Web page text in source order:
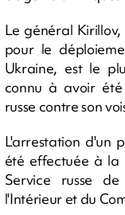
Le général
pour le
Ukraine, est le
connu à avoir
russe contre son
L'arrestation d'un
été effectuée à la
Service russe
l'Intérieur et du